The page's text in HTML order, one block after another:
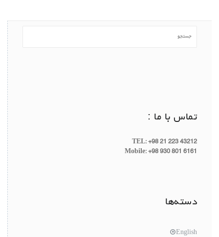
تماس با ما :
TEL: +98 21 223 43212
Mobile: +98 930 801 6161
دسته‌ها
English